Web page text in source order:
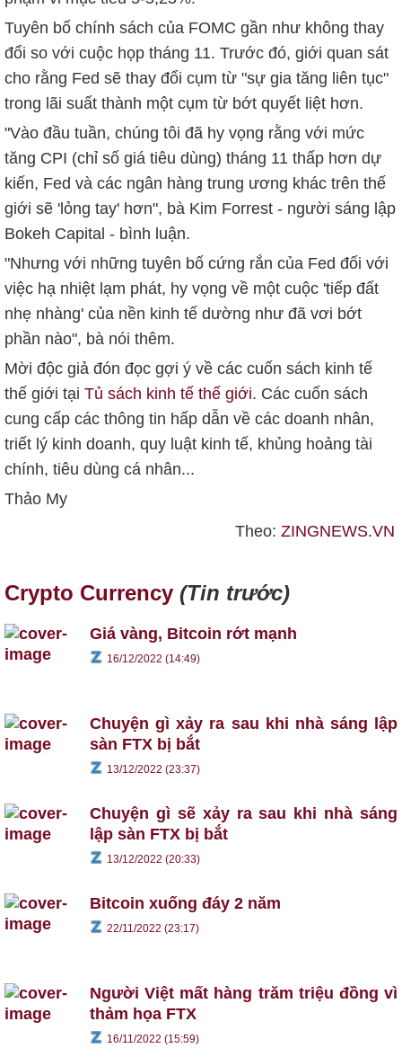
Tuyên bố chính sách của FOMC gần như không thay
đổi so với cuộc họp tháng 11. Trước đó, giới quan sát
cho rằng Fed sẽ thay đổi cụm từ "sự gia tăng liên tục"
trong lãi suất thành một cụm từ bớt quyết liệt hơn.
"Vào đầu tuần, chúng tôi đã hy vọng rằng với mức
tăng CPI (chỉ số giá tiêu dùng) tháng 11 thấp hơn dự
kiến, Fed và các ngân hàng trung ương khác trên thế
giới sẽ 'lỏng tay' hơn", bà Kim Forrest - người sáng lập
Bokeh Capital - bình luận.
"Nhưng với những tuyên bố cứng rắn của Fed đối với
việc hạ nhiệt lạm phát, hy vọng về một cuộc 'tiếp đất
nhẹ nhàng' của nền kinh tế dường như đã vơi bớt
phần nào", bà nói thêm.
Mời độc giả đón đọc gợi ý về các cuốn sách kinh tế
thế giới tại Tủ sách kinh tế thế giới. Các cuốn sách
cung cấp các thông tin hấp dẫn về các doanh nhân,
triết lý kinh doanh, quy luật kinh tế, khủng hoảng tài
chính, tiêu dùng cá nhân...
Thảo My
Theo: ZINGNEWS.VN
Crypto Currency (Tin trước)
Giá vàng, Bitcoin rớt mạnh
16/12/2022 (14:49)
Chuyện gì xảy ra sau khi nhà sáng lập
sàn FTX bị bắt
13/12/2022 (23:37)
Chuyện gì sẽ xảy ra sau khi nhà sáng
lập sàn FTX bị bắt
13/12/2022 (20:33)
Bitcoin xuống đáy 2 năm
22/11/2022 (23:17)
Người Việt mất hàng trăm triệu đồng vì
thảm họa FTX
16/11/2022 (15:59)